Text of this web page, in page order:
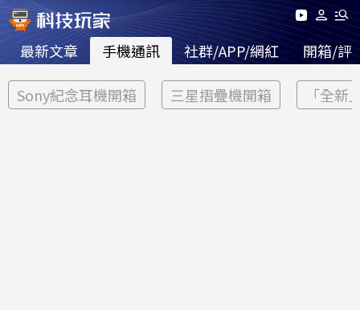
最新文章 手機通訊 社群/APP/網紅 開箱/評
Sony紀念耳機開箱 三星摺疊機開箱 「全新